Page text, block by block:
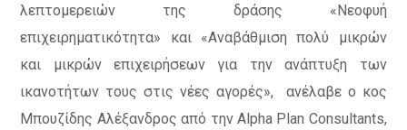
λεπτομερειών της δράσης «Νεοφυή
επιχειρηματικότητα» και «Αναβάθμιση πολύ μικρών
και μικρών επιχειρήσεων για την ανάπτυξη των
ικανοτήτων τους στις νέες αγορές», ανέλαβε ο κος
Μπουζίδης Αλέξανδρος από την Alpha Plan Consultants,